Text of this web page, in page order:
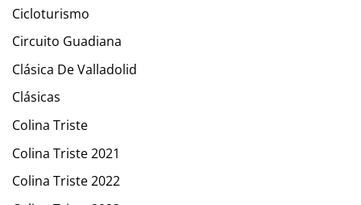
Cicloturismo
Circuito Guadiana
Clásica De Valladolid
Clásicas
Colina Triste
Colina Triste 2021
Colina Triste 2022